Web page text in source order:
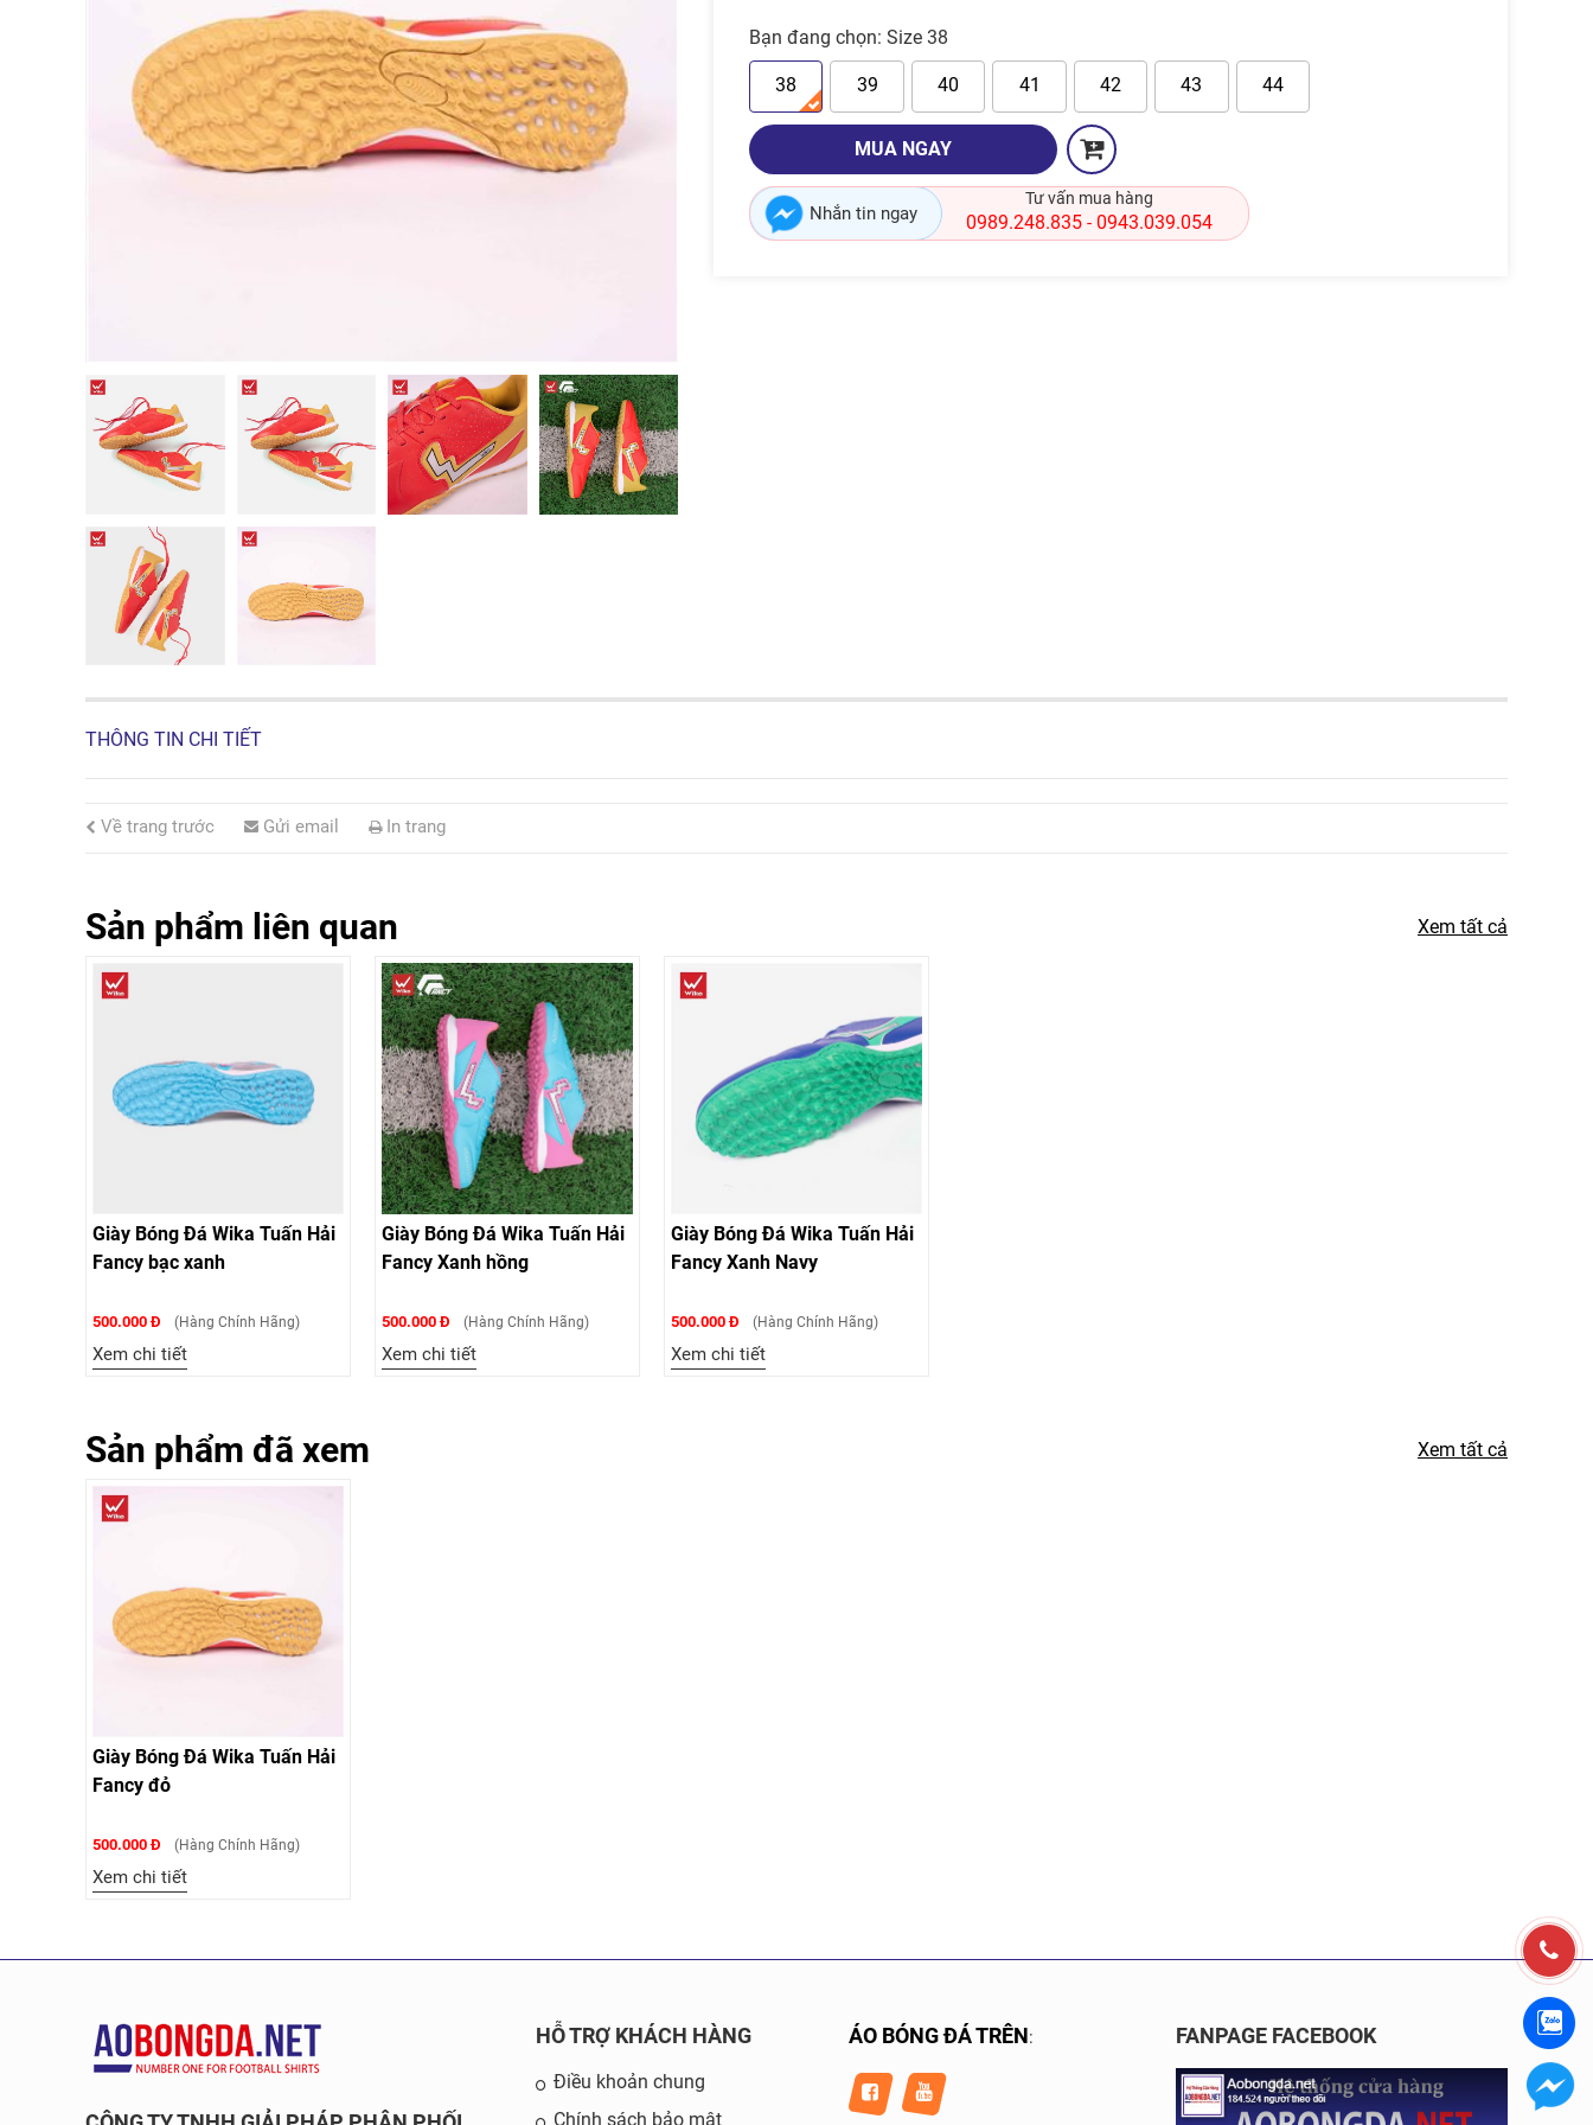
Bạn đang chọn: Size 38
38 39 40 41 42 43 44
MUA NGAY
Nhắn tin ngay
Tư vấn mua hàng
0989.248.835 - 0943.039.054
THÔNG TIN CHI TIẾT
Về trang trước Gửi email In trang
Sản phẩm liên quan Xem tất cả
Giày Bóng Đá Wika Tuấn Hải
Fancy bạc xanh
500.000 Đ (Hàng Chính Hãng)
Xem chi tiết
Giày Bóng Đá Wika Tuấn Hải
Fancy Xanh hồng
500.000 Đ (Hàng Chính Hãng)
Xem chi tiết
Giày Bóng Đá Wika Tuấn Hải
Fancy Xanh Navy
500.000 Đ (Hàng Chính Hãng)
Xem chi tiết
Sản phẩm đã xem Xem tất cả
Giày Bóng Đá Wika Tuấn Hải
Fancy đỏ
500.000 Đ (Hàng Chính Hãng)
Xem chi tiết
HỖ TRỢ KHÁCH HÀNG
Điều khoản chung
Chính sách bảo mật
ÁO BÓNG ĐÁ TRÊN: FANPAGE FACEBOOK